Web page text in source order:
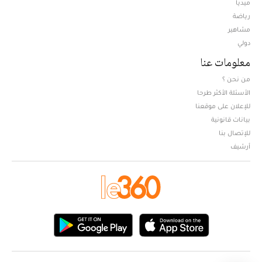
ميديا
رياضة
مشاهير
دولي
معلومات عنا
من نحن ؟
الأسئلة الأكثر طرحا
للإعلان على موقعنا
بيانات قانونية
للإتصال بنا
أرشيف